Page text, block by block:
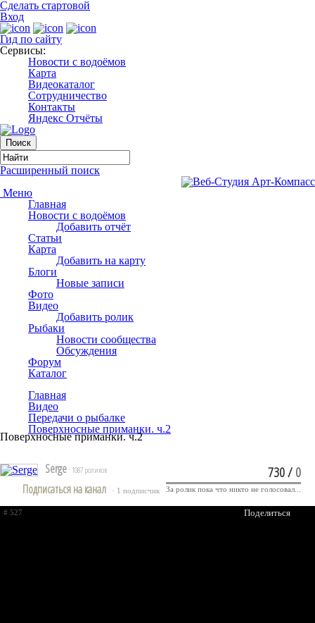
Сделать стартовой
Вход
Гид по сайту
Сервисы:
Новости с водоёмов
Карта
Видеокаталог
Сотрудничество
Контакты
Яндекс Отчёты
Расширенный поиск
Меню
Главная
Новости с водоёмов
Добавить отчёт
Статьи
Карта
Добавить на карту
Блоги
Новые записи
Фото
Видео
Добавить ролик
Рыбаки
Новости сообщества
Обсуждения
Форум
Каталог
Главная
Видео
Передачи о рыбалке
Поверхносные приманки. ч.2
Поверхносные приманки. ч.2
Serge · 1087 роликов
Подписаться на канал · 1 подписчик
# 527 Поделиться
730/0
За ролик пока что никто не голосовал...